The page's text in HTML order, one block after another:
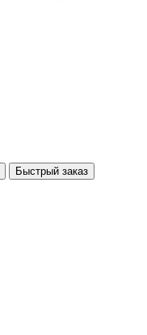
Быстрый заказ